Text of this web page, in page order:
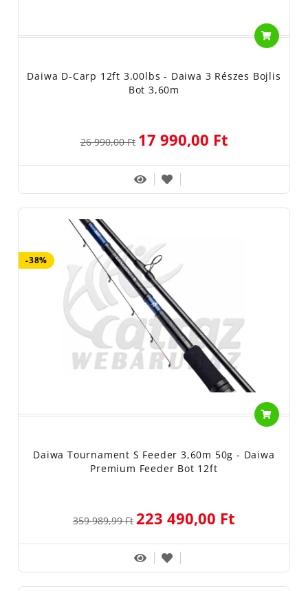
Daiwa D-Carp 12ft 3.00lbs - Daiwa 3 Részes Bojlis
Bot 3,60m
26 990,00 Ft 17 990,00 Ft
-38%
Daiwa Tournament S Feeder 3,60m 50g - Daiwa
Premium Feeder Bot 12ft
359 989,99 Ft 223 490,00 Ft